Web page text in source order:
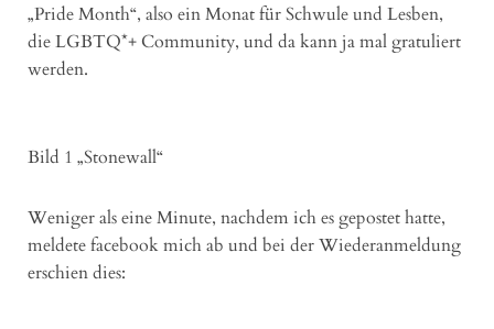
„Pride Month“, also ein Monat für Schwule und Lesben,
die LGBTQ*+ Community, und da kann ja mal gratuliert
werden.
Bild 1 „Stonewall“
Weniger als eine Minute, nachdem ich es gepostet hatte,
meldete facebook mich ab und bei der Wiederanmeldung
erschien dies: